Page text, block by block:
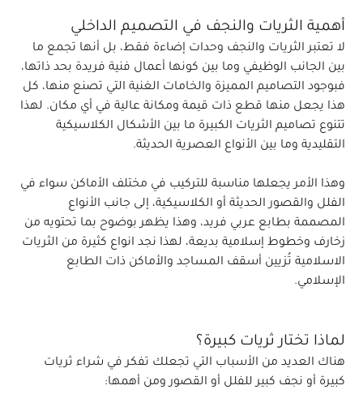
أهمية الثريات والنجف في التصميم الداخلي
لا تعتبر الثريات والنجف وحدات إضاءة فقط، بل أنها تجمع ما
بين الجانب الوظيفي وما بين كونها أعمال فنية فريدة بحد ذاتها،
فبوجود التصاميم المميزة والخامات الغنية التي تصنع منها، كل
هذا يجعل منها قطع ذات قيمة ومكانة عالية في أي مكان. لهذا
تتنوع تصاميم الثريات الكبيرة ما بين الأشكال الكلاسيكية
التقليدية وما بين الأنواع العصرية الحديثة.
وهذا الأمر يجعلها مناسبة للتركيب في مختلف الأماكن سواء في
الفلل والقصور الحديثة أو الكلاسيكية، إلى جانب الأنواع
المصممة بطابع عربي فريد، وهذا يظهر بوضوح بما تحتويه من
زخارف وخطوط إسلامية بديعة، لهذا نجد انواع كثيرة من الثريات
الاسلامية تُزيين أسقف المساجد والأماكن ذات الطابع
الإسلامي.
لماذا تختار ثريات كبيرة؟
هناك العديد من الأسباب التي تجعلك تفكر في شراء ثريات
كبيرة أو نجف كبير للفلل أو القصور ومن أهمها: